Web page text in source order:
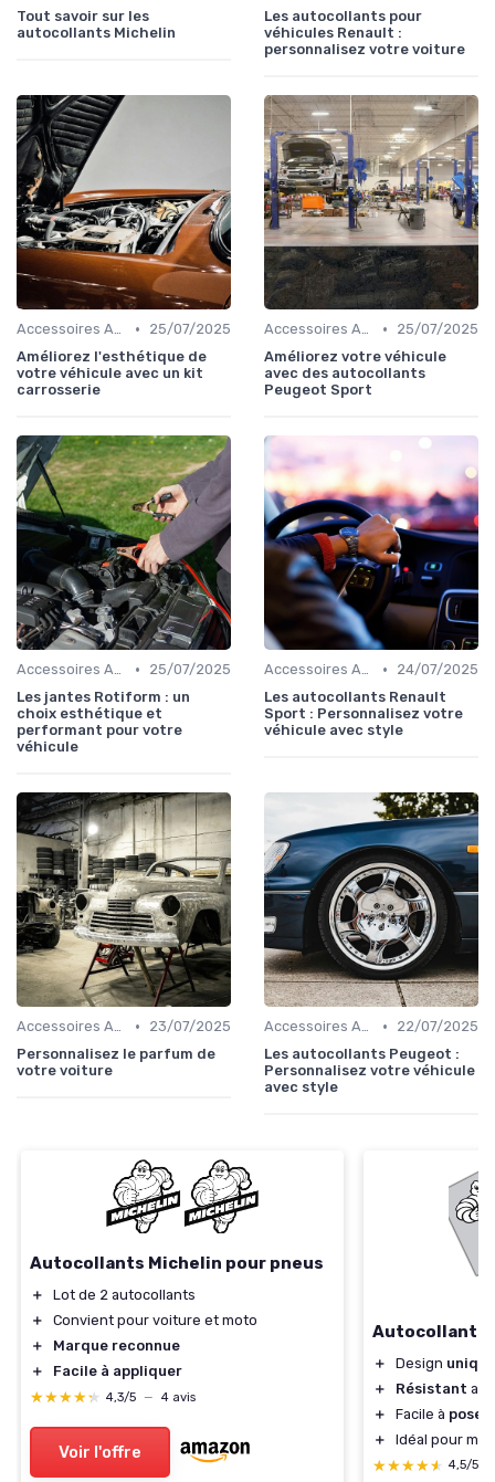
Tout savoir sur les
autocollants Michelin
Les autocollants pour
véhicules Renault :
personnalisez votre voiture
Accessoires Auto •
25/07/2025
Améliorez l'esthétique de
votre véhicule avec un kit
carrosserie
Accessoires Auto •
25/07/2025
Améliorez votre véhicule
avec des autocollants
Peugeot Sport
Accessoires Auto •
25/07/2025
Les jantes Rotiform : un
choix esthétique et
performant pour votre
véhicule
Accessoires Auto •
24/07/2025
Les autocollants Renault
Sport : Personnalisez votre
véhicule avec style
Accessoires Auto •
23/07/2025
Personnalisez le parfum de
votre voiture
Accessoires Auto •
22/07/2025
Les autocollants Peugeot :
Personnalisez votre véhicule
avec style
Autocollants Michelin pour pneus
＋
Lot de 2 autocollants
＋
Convient pour voiture et moto
＋
Marque reconnue
＋
Facile à appliquer
★★★★★
★★★★★ 4,3/5 — 4 avis
Voir l'offre
Autocollants
＋ Design unique
＋
Résistant
＋
Facile à poser
＋
Idéal pour
★★★★★
★★★★★ 4,5/5